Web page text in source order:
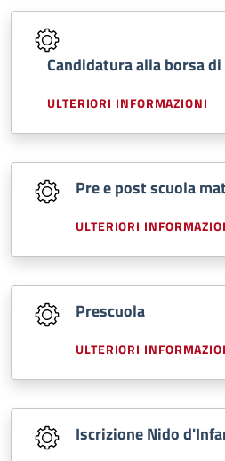
Candidatura alla borsa
ULTERIORI INFORMAZIONI
Pre e post scuola
ULTERIORI
Prescuola
ULTERIORI
Iscrizione Nido